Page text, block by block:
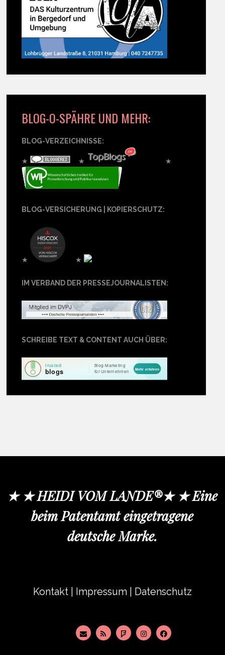
BLOG-O-SPÄHRE UND MEHR:
BLOG-VERZEICHNISSE:
★ ★ ★
BLOG-VERSICHERUNG | KOPIERSCHUTZ:
★ ★
IM VERBAND DER PRESSEJOURNALISTEN:
SCHREIBE TEXT & CONTENT AUCH ÜBER:
★ ★ HEIDI VOM LANDE®★ ★ Eine
beim Patentamt eingetragene
deutsche Marke.
Kontakt Impressum Datenschutz